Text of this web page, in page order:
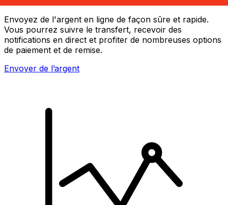
Envoyez de l'argent en ligne de façon sûre et rapide.
Vous pourrez suivre le transfert, recevoir des
notifications en direct et profiter de nombreuses options
de paiement et de remise.
Envoyer de l’argent